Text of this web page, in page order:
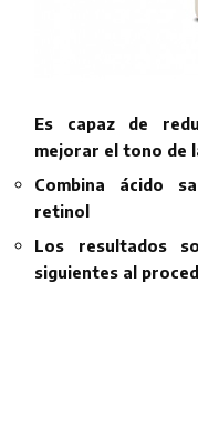
Es capaz de
mejorar el tono de
Combina ácido
retinol
Los resultados
siguientes al